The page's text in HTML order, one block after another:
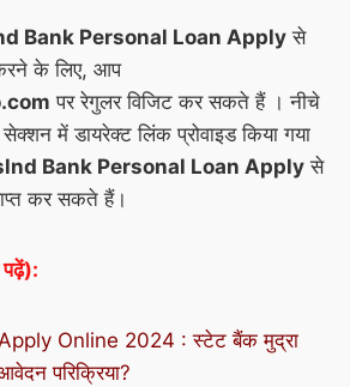
Bank Personal Loan Applyसे
करने के लिए, आप
पर रेगुलर विजिट कर सकते हैं । नीचे
सेक्शन में डायरेक्ट लिंक प्रोवाइड किया गया
Bank Personal Loan Applyसे
कर सकते हैं।
Online 2024 : स्टेट बैंक मुद्रा
परिक्रिया?